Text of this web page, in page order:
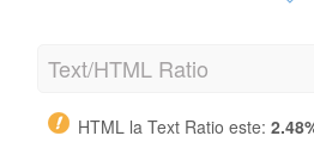
Text/HTML Ratio
HTML la Text Ratio este: